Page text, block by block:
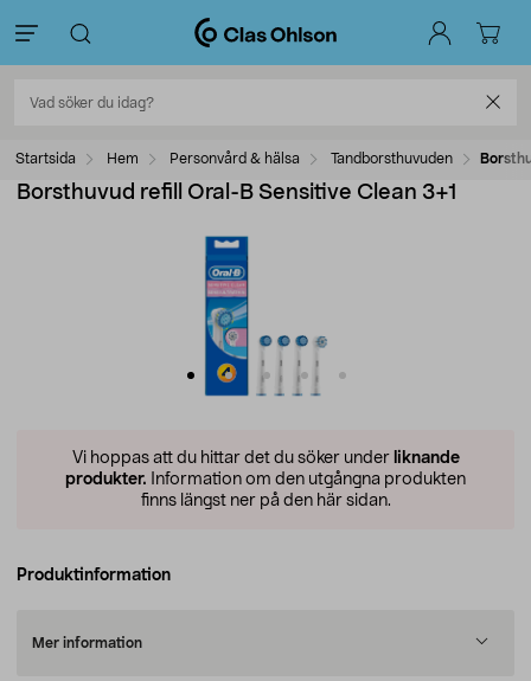
Startsida Hem Personvård & hälsa Tandborsthuvuden
Borsthuvud refill Oral-B Sensitive Clean 3+1
Vi hoppas att du hittar det du söker under liknande
produkter. Information om den utgångna produkten
finns längst ner på den här sidan.
Produktinformation
Mer information